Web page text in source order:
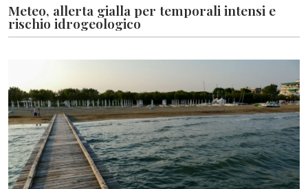
Meteo, allerta gialla per temporali intensi e
rischio idrogeologico